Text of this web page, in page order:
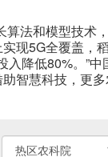
算法和模型技术
现5G全覆盖，
入降低80%。”
智慧科技，更多